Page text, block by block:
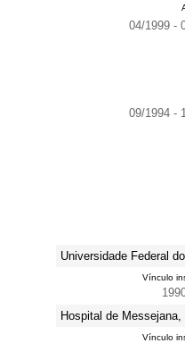
04/1999 -
09/1994 -
Universidade Federal
Vínculo
Hospital de
Vínculo